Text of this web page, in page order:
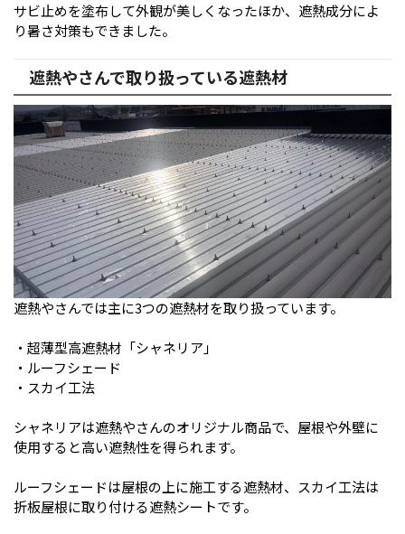
サビ止めを塗布して外観が美しくなったほか、遮熱成分によ
り暑さ対策もできました。
遮熱やさんで取り扱っている遮熱材
遮熱やさんでは主に3つの遮熱材を取り扱っています。
・超薄型高遮熱材「シャネリア」
・ルーフシェード
・スカイ工法
シャネリアは遮熱やさんのオリジナル商品で、屋根や外壁に
使用すると高い遮熱性を得られます。
ルーフシェードは屋根の上に施工する遮熱材、スカイ工法は
折板屋根に取り付ける遮熱シートです。